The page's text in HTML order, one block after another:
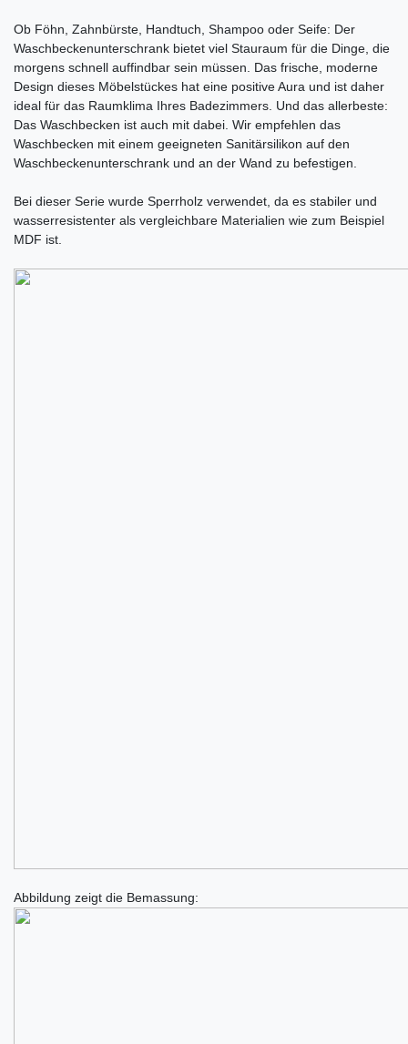
Ob Föhn, Zahnbürste, Handtuch, Shampoo oder Seife: Der
Waschbeckenunterschrank bietet viel Stauraum für die Dinge, die
morgens schnell auffindbar sein müssen. Das frische, moderne
Design dieses Möbelstückes hat eine positive Aura und ist daher
ideal für das Raumklima Ihres Badezimmers. Und das allerbeste:
Das Waschbecken ist auch mit dabei. Wir empfehlen das
Waschbecken mit einem geeigneten Sanitärsilikon auf den
Waschbeckenunterschrank und an der Wand zu befestigen.
Bei dieser Serie wurde Sperrholz verwendet, da es stabiler und
wasserresistenter als vergleichbare Materialien wie zum Beispiel
MDF ist.
Abbildung zeigt die Bemassung: